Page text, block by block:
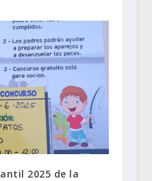
2025 de la